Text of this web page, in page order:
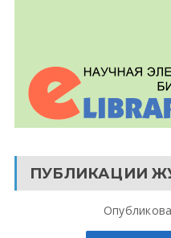
ПУБЛИКАЦИИ